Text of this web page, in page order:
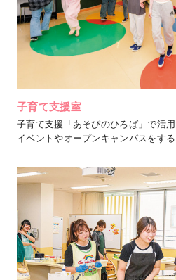
子育て支援室
子育て支援「あそびのひろば」で活
イベントやオープンキャンパスをす